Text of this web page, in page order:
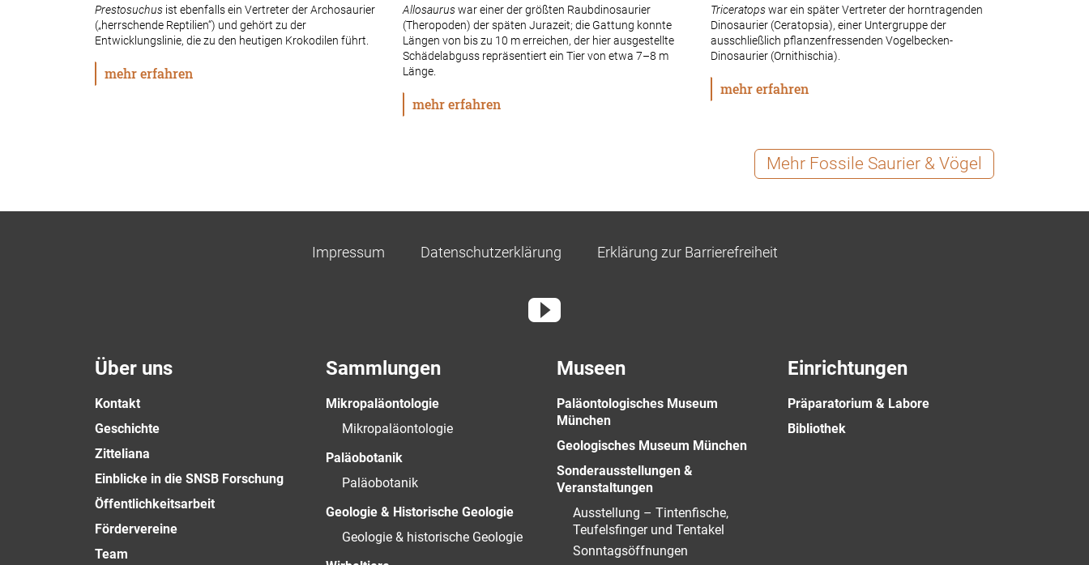
Prestosuchus ist ebenfalls ein Vertreter der Archosaurier
(„herrschende Reptilien“) und gehört zu der
Entwicklungslinie, die zu den heutigen Krokodilen führt.
mehr erfahren
Allosauruswar einer der größten Raubdinosaurier
(Theropoden) der späten Jurazeit; die Gattung konnte
Längen von bis zu 10 m erreichen, der hier ausgestellte
Schädelabguss repräsentiert ein Tier von etwa 7–8 m
Länge.
mehr erfahren
Triceratopswar ein später Vertreter der horntragenden
Dinosaurier (Ceratopsia), einer Untergruppe der
ausschließlich pflanzenfressenden Vogelbecken-
Dinosaurier (Ornithischia).
mehr erfahren
Mehr Fossile Saurier & Vögel
Impressum Datenschutzerklärung Erklärung zur Barrierefreiheit
Über uns
Kontakt
Geschichte
Zitteliana
Einblicke in die SNSB Forschung
Öffentlichkeitsarbeit
Fördervereine
Team
Sammlungen
Mikropaläontologie
Mikropaläontologie
Paläobotanik
Paläobotanik
Geologie & Historische Geologie
Geologie & historische Geologie
Museen
Paläontologisches Museum
München
Geologisches Museum München
Sonderausstellungen &
Veranstaltungen
Ausstellung – Tintenfische,
Teufelsfinger und Tentakel
Sonntagsöffnungen
Einrichtungen
Präparatorium & Labore
Bibliothek